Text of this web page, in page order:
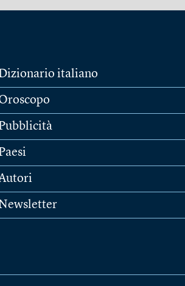
italiano